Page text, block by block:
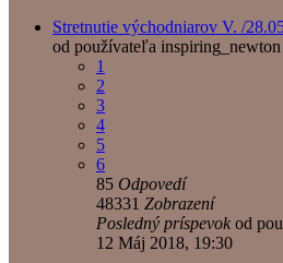
Stretnutie východniarov V. /
od používateľa inspiring_newton
1
2
3
4
5
6
85 Odpovedí
48331 Zobrazení
Posledný príspevok od
12 Máj 2018, 19:30